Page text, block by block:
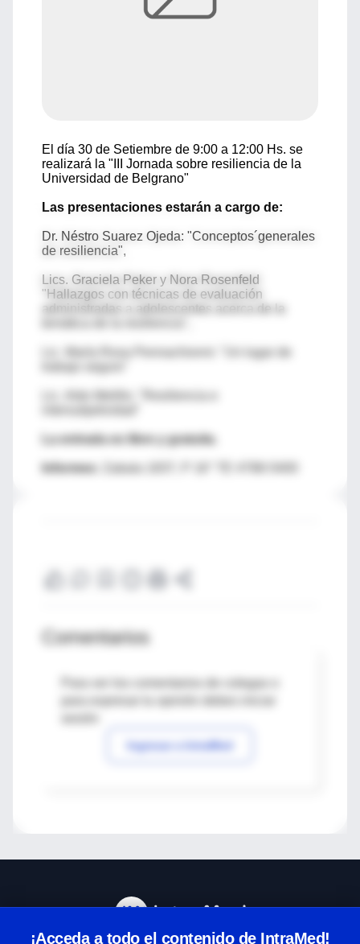
El día 30 de Setiembre de 9:00 a 12:00 Hs. se
realizará la "III Jornada sobre resiliencia de la
Universidad de Belgrano"
Las presentaciones estarán a cargo de:
Dr. Néstro Suarez Ojeda: "Conceptos´generales
de resiliencia",
Lics. Graciela Peker y Nora Rosenfeld
"Hallazgos con técnicas de evaluación
administradas a adolescentes acerca de la
Lic. María Rosa Pennachionni: "Un lugar de
La entrada es libre y gratuita
Informes:
Comentarios
Para ver los comentarios de colegas o
Ingresar a IntraMed
¡Acceda a todo el contenido de IntraMed!